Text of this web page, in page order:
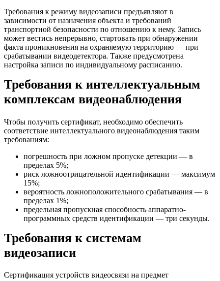
Требования к режиму видеозаписи предъявляют в
зависимости от назначения объекта и требований
транспортной безопасности по отношению к нему. Запись
может вестись непрерывно, стартовать при обнаружении
факта проникновения на охраняемую территорию — при
срабатывании видеодетектора. Также предусмотрена
настройка записи по индивидуальному расписанию.
Требования к интеллектуальным
комплексам видеонаблюдения
Чтобы получить сертификат, необходимо обеспечить
соответствие интеллектуального видеонаблюдения таким
требованиям:
погрешность при ложном пропуске детекции — в
пределах 5%;
риск ложноотрицательной идентификации — максимум
15%;
вероятность ложноположительного срабатывания — в
пределах 1%;
предельная пропускная способность аппаратно-
программных средств идентификации — три секунды.
Требования к системам
видеозаписи
Сертификация устройств видеосвязи на предмет